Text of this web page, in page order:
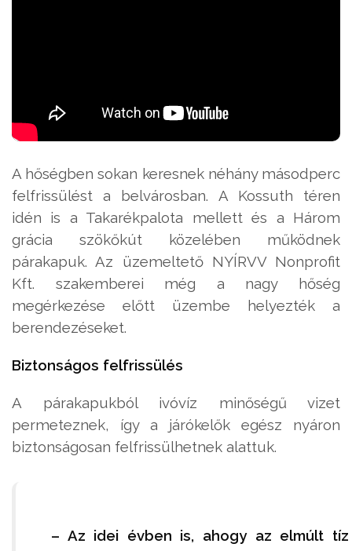
A hőségben sokan keresnek néhány másodperc
felfrissülést a belvárosban. A Kossuth téren
idén is a Takarékpalota mellett és a Három
grácia szökőkút közelében működnek
párakapuk. Az üzemeltető NYÍRVV Nonprofit
Kft. szakemberei még a nagy hőség
megérkezése előtt üzembe helyezték a
berendezéseket.
Biztonságos felfrissülés
A párakapukból ivóvíz minőségű vizet
permeteznek, így a járókelők egész nyáron
biztonságosan felfrissülhetnek alattuk.
– Az idei évben is, ahogy az elmúlt